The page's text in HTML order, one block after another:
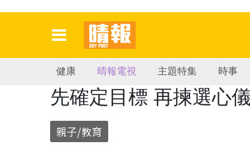
健康 晴報電視 主題特集 時事
先確定目標 再揀選心
親子/教育